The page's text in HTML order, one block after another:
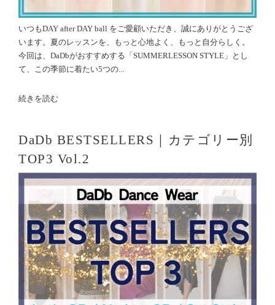
いつもDAY after DAY ball をご愛顧いただき、誠にありがとうござ
います。夏のレッスンを、もっと心地よく、もっと自分らしく。
今回は、DaDbがおすすめする「SUMMERLESSON STYLE」とし
て、この季節に着たい5つの...
続きを読む
DaDb BESTSELLERS｜カテゴリー別
TOP3 Vol.2